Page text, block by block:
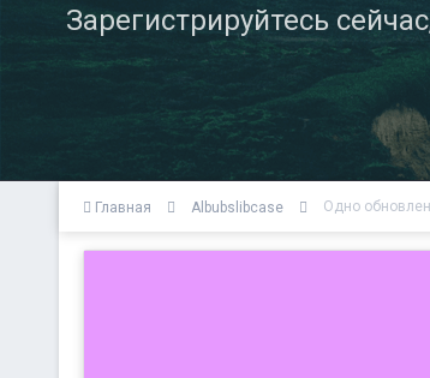
Зарегистрируйтесь
Главная Albubslibcase Одно